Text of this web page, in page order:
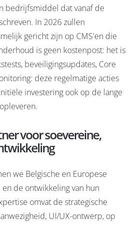
bedrijfsmiddel dat vanaf de
In 2026 zullen
gericht zijn op CMS'en die
is geen kostenpost: het is
beveiligingsupdates, Core
deze regelmatige acties
investering ook op de lange
voor soevereine,
we Belgische en Europese
de ontwikkeling van hun
omvat de strategische
UI/UX-ontwerp, op